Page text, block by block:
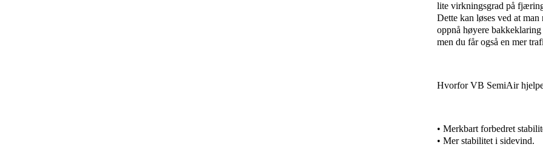
lite virkningsgrad på
Dette kan løses ved at
oppnå høyere
men du får også en mer
Hvorfor VB SemiAir
• Merkbart forbedret
• Mer stabilitet i sidevind.